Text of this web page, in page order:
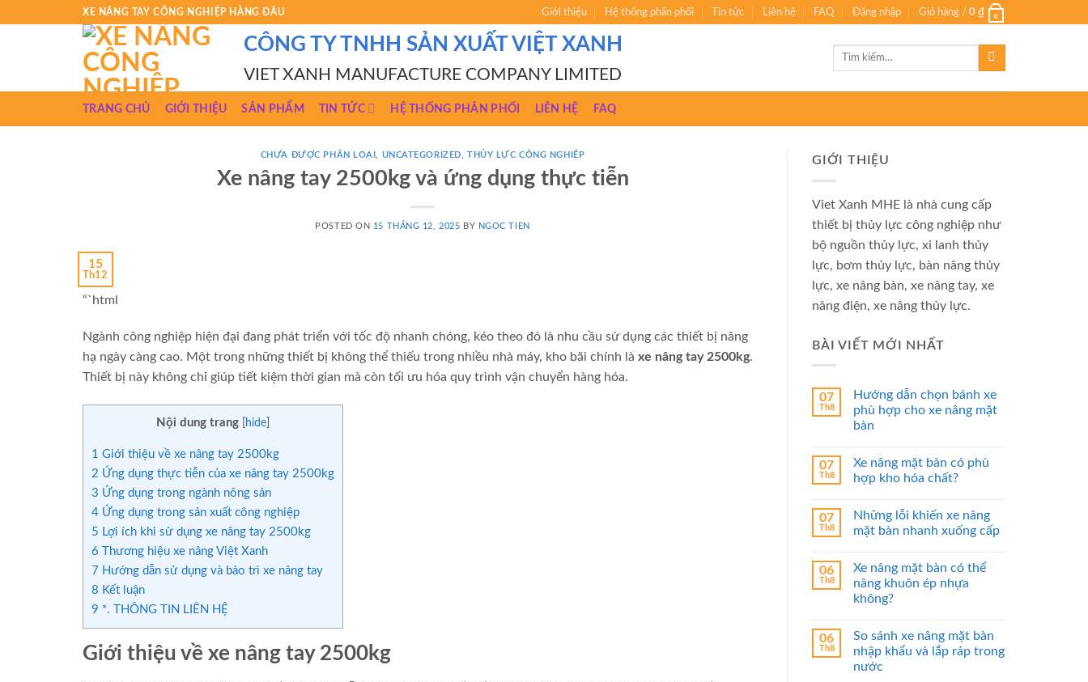
XE NÂNG TAY CÔNG NGHIỆP HÀNG ĐẦU Giới thiệu Hệ thống phân phối Tin tức Liên hệ FAQ Đăng nhập Giỏ hàng / 0 ₫ 0
CÔNG TY TNHH SẢN XUẤT VIỆT XANH
VIET XANH MANUFACTURE COMPANY LIMITED
Tìm
TRANG CHỦ GIỚI THIỆU SẢN PHẨM TIN TỨC HỆ THỐNG PHÂN PHỐI LIÊN HỆ FAQ
CHƯA ĐƯỢC PHÂN LOẠI UNCATEGORIZED THỦY LỰC CÔNG NGHIỆP
Xe nâng tay 2500kg và ứng dụng thực tiễn
POSTED ON 15 THÁNG 12, 2025 BY NGOC TIEN
15
Th12
“`html
Ngành công nghiệp hiện đại đang phát triển với tốc độ nhanh chóng, kéo theo đó là nhu cầu sử dụng các thiết bị nâng
hạ ngày càng cao. Một trong những thiết bị không thể thiếu trong nhiều nhà máy, kho bãi chính là xe nâng tay 2500kg.
Thiết bị này không chỉ giúp tiết kiệm thời gian mà còn tối ưu hóa quy trình vận chuyển hàng hóa.
Nội dung trang hide
1 Giới thiệu về xe nâng tay 2500kg
2 Ứng dụng thực tiễn của xe nâng tay 2500kg
3 Ứng dụng trong ngành nông sản
4 Ứng dụng trong sản xuất công nghiệp
5 Lợi ích khi sử dụng xe nâng tay 2500kg
6 Thương hiệu xe nâng Việt Xanh
7 Hướng dẫn sử dụng và bảo trì xe nâng tay
8 Kết luận
9 *. THÔNG TIN LIÊN HỆ
Giới thiệu về xe nâng tay 2500kg
GIỚI THIỆU
Viet Xanh MHE là nhà cung cấp
thiết bị thủy lực công nghiệp như
bộ nguồn thủy lực, xi lanh thủy
lực, bơm thủy lực, bàn nâng thủy
lực, xe nâng bàn, xe nâng tay, xe
nâng điện, xe nâng thủy lực.
BÀI VIẾT MỚI NHẤT
07
Th8
Hướng dẫn chọn bánh xe
phù hợp cho xe nâng mặt
bàn
07
Th8
Xe nâng mặt bàn có phù
hợp kho hóa chất?
07
Th8
Những lỗi khiến xe nâng
mặt bàn nhanh xuống cấp
06
Th8
Xe nâng mặt bàn có thể
nâng khuôn ép nhựa
không?
06
Th8
So sánh xe nâng mặt bàn
nhập khẩu và lắp ráp trong
nước